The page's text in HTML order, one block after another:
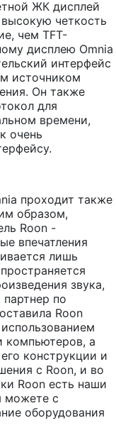
ЖК дисплей
четкость
чем TFT-
дисплею Omnia
интерфейс
источником
Он также
для
времени,
очень
проходит также
образом,
Roon -
впечатления
лишь
звука,
по
Roon
компьютеров, а
конструкции и
с Roon, и во
Roon есть наши
можете с
оборудования